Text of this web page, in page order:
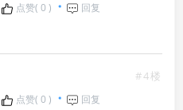
点赞( 0 ) 回复
#4楼
点赞( 0 ) 回复